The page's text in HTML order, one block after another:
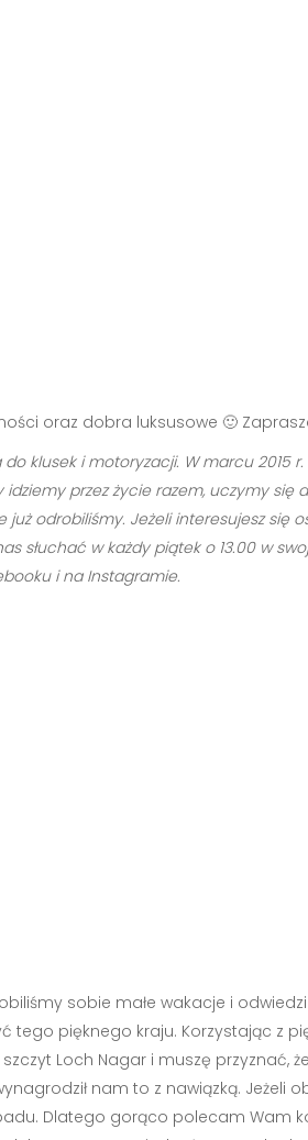
oraz dobra luksusowe 🙂
klusek i motoryzacji. W marcu
przez życie razem, uczymy się
odrobiliśmy. Jeżeli interesujesz się
słuchać w każdy piątek o 13.00 w
i na Instagramie.
sobie małe wakacje i
pięknego kraju. Korzystając z
Loch Nagar i muszę przyznać,
nam to z nawiązką. Jeżeli
Dlatego gorąco polecam Wam